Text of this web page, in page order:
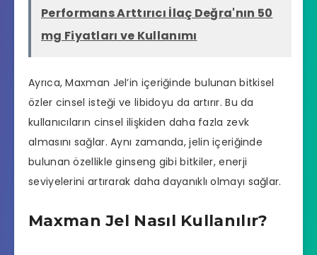
Performans Arttırıcı İlaç Değra'nın 50
mg Fiyatları ve Kullanımı
Ayrıca, Maxman Jel’in içeriğinde bulunan bitkisel
özler cinsel isteği ve libidoyu da artırır. Bu da
kullanıcıların cinsel ilişkiden daha fazla zevk
almasını sağlar. Aynı zamanda, jelin içeriğinde
bulunan özellikle ginseng gibi bitkiler, enerji
seviyelerini artırarak daha dayanıklı olmayı sağlar.
Maxman Jel Nasıl Kullanılır?